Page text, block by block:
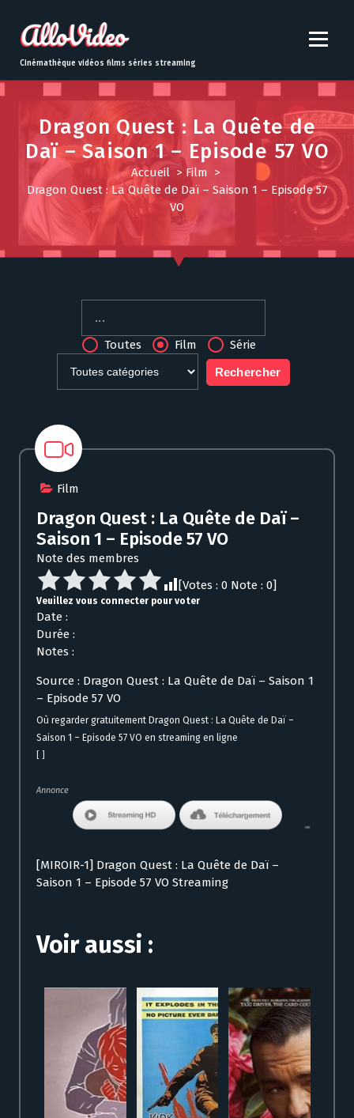
t
o
Cinémathèque vidéos films séries streaming
Dragon Quest : La Quête de
Daï – Saison 1 – Episode 57 VO
Accueil> Film >
Dragon Quest : La Quête de Daï – Saison 1 – Episode 57
VO
Toutes Film Série
Film
Dragon Quest : La Quête de Daï –
Saison 1 – Episode 57 VO
Note des membres
[Votes : 0 Note : 0]
Veuillez vous connecter pour voter
Date :
Durée :
Notes :
Source : Dragon Quest : La Quête de Daï – Saison 1
– Episode 57 VO
Où regarder gratuitement Dragon Quest : La Quête de Daï –
Saison 1 – Episode 57 VO en streaming en ligne
Annonce
[MIROIR-1] Dragon Quest : La Quête de Daï –
Saison 1 – Episode 57 VO Streaming
Voir aussi :